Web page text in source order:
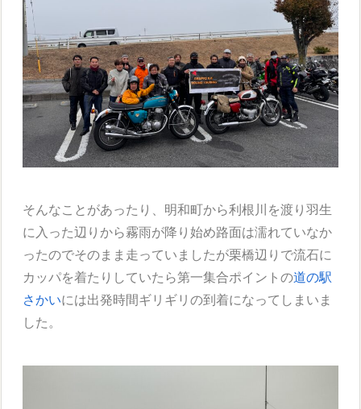
そんなことがあったり、明和町から利根川を渡り羽生
に入った辺りから霧雨が降り始め路面は濡れていなか
ったのでそのまま走っていましたが栗橋辺りで流石に
カッパを着たりしていたら第一集合ポイントの道の駅
さかいには出発時間ギリギリの到着になってしまいま
した。